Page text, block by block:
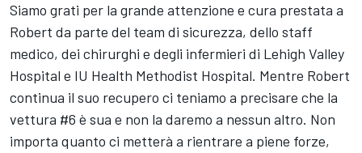
Siamo grati per la grande attenzione e cura prestata a
Robert da parte del team di sicurezza, dello staff
medico, dei chirurghi e degli infermieri di Lehigh Valley
Hospital e IU Health Methodist Hospital. Mentre Robert
continua il suo recupero ci teniamo a precisare che la
vettura #6 è sua e non la daremo a nessun altro. Non
importa quanto ci metterà a rientrare a piene forze,